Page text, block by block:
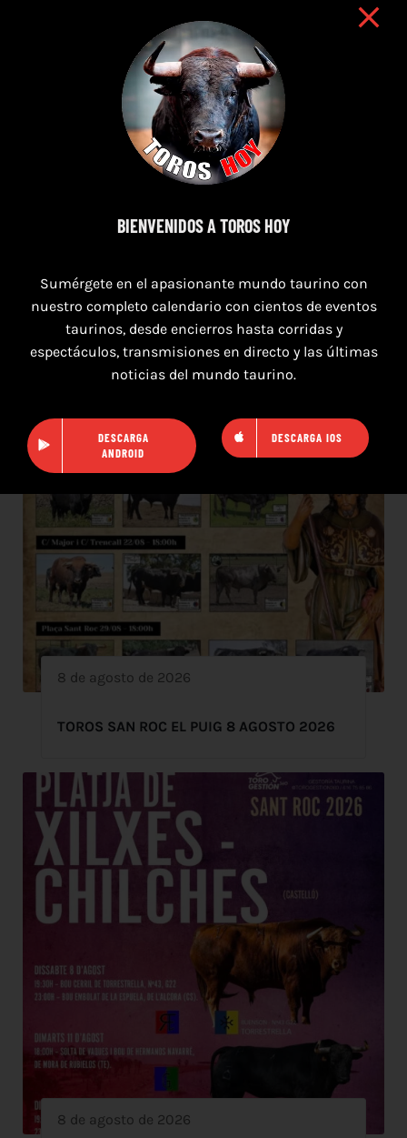
8 de agosto de 2026
TOROS MAGALLON 8 AGOSTO 2026
8 de agosto de 2026
TOROS SAN ROC EL PUIG 8 AGOSTO 2026
8 de agosto de 2026
BIENVENIDOS A TOROS HOY
Sumérgete en el apasionante mundo taurino con
nuestro completo calendario con cientos de eventos
taurinos, desde encierros hasta corridas y
espectáculos, transmisiones en directo y las últimas
noticias del mundo taurino.
DESCARGA
ANDROID
DESCARGA IOS